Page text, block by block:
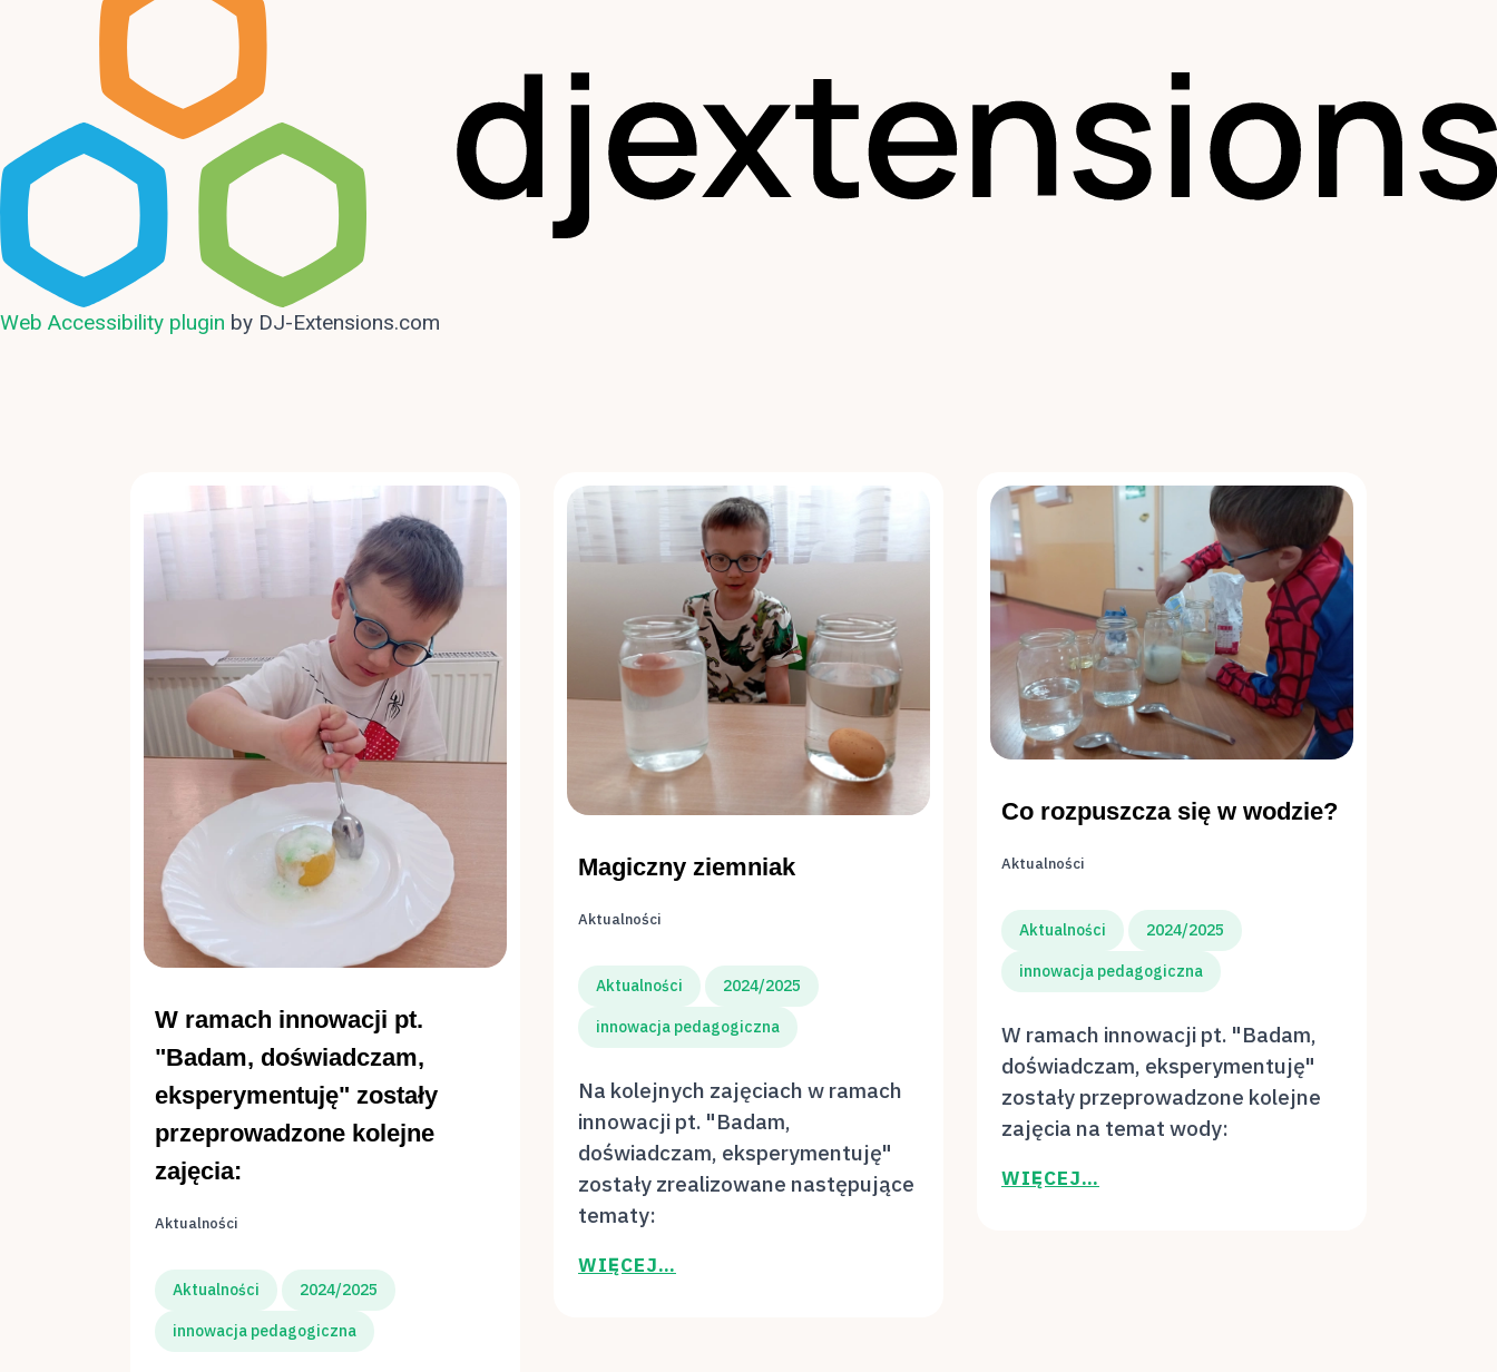
Web Accessibility plugin by DJ-Extensions.com
W ramach innowacji pt.
"Badam, doświadczam,
eksperymentuję" zostały
przeprowadzone kolejne
zajęcia:
Aktualności
Aktualności 2024/2025
innowacja pedagogiczna
Magiczny ziemniak
Aktualności
Aktualności 2024/2025
innowacja pedagogiczna
Na kolejnych zajęciach w ramach
innowacji pt. "Badam,
doświadczam, eksperymentuję"
zostały zrealizowane następujące
tematy:
WIĘCEJ…
Co rozpuszcza się w wodzie?
Aktualności
Aktualności 2024/2025
innowacja pedagogiczna
W ramach innowacji pt. "Badam,
doświadczam, eksperymentuję"
zostały przeprowadzone kolejne
zajęcia na temat wody:
WIĘCEJ…